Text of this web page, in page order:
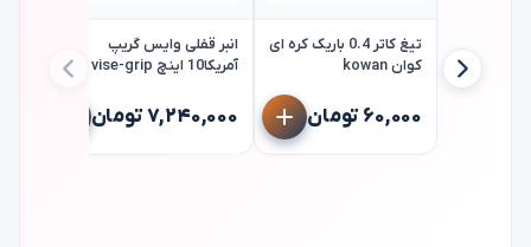
تیغ کاتر 0.4 باریک کره ای
کوان kowan
۶۰,۰۰۰ تومان
انبر قفلی وایس گریپ
آمریکا10 اینچ vise-grip
۷,۲۴۰,۰۰۰ تومان